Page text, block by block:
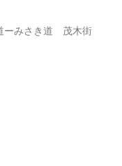
ーみさき道 茂木街